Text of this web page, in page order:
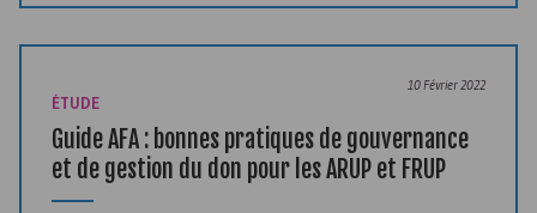
10 Février 2022
ÉTUDE
GuideAFA : bonnes pratiques de gouvernance
et de gestion du don pour lesARUP et FRUP